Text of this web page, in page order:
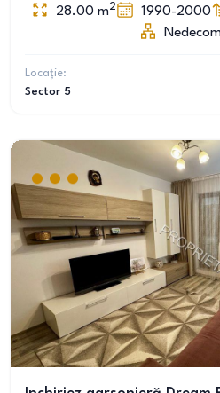
28.00 m2 1990-2000
Locație:
Sector 5